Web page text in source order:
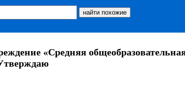
«Средняя